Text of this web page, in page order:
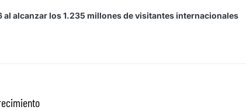
alcanzar los 1.235 millones de visitantes internacionales